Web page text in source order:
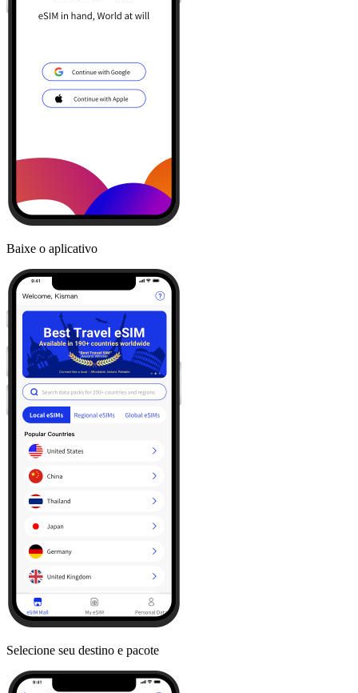
Baixe o aplicativo
Selecione seu destino e pacote